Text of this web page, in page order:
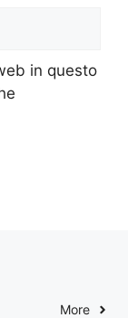
in questo
More